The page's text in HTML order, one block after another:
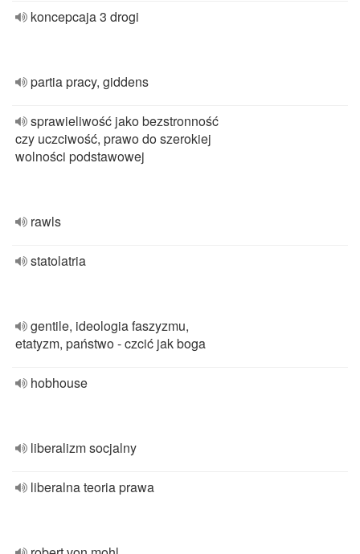
koncepcaja 3 drogi
partia pracy, giddens
sprawieliwość jako bezstronność
czy uczciwość, prawo do szerokiej
wolności podstawowej
rawls
statolatria
gentile, ideologia faszyzmu,
etatyzm, państwo - czcić jak boga
hobhouse
liberalizm socjalny
liberalna teoria prawa